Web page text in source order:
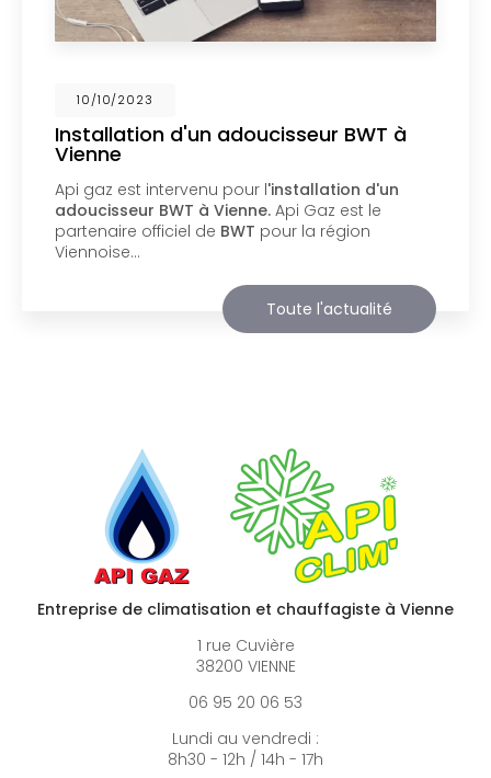
02/10/2023
Nouveau support de communication
web
Api Gaz à Viennevous présente son nouveau
support de communication web réalisé par la
sociétéBIIM COM . Vous souhaitant une
agréable visite, si vous avez besoin…
Toute l'actualité
Entreprise de climatisation et chauffagiste à Vienne
1 rue Cuvière
38200 VIENNE
06 95 20 06 53
Lundi au vendredi :
8h30 - 12h / 14h - 17h